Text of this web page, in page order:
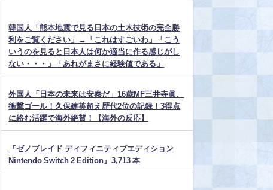
韓国人「熊本地震で見る日本の土木技術の完全勝
利をご覧ください」→「これはすごいわ」「こう
いうのを見ると日本人は何か適当に作る感じがし
ない・・・」「あれがまさに経験値である」
外国人「日本の未来は安泰だ」16歳MF三井寺眞、
衝撃ゴール！久保建英超え歴代2位の記録！3得点
に絡む活躍で海外絶賛！【海外の反応】
『ゼノブレイド ディフィニティブエディション
Nintendo Switch 2 Edition』3,713 本